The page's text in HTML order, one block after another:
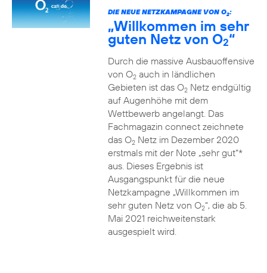
DIE NEUE NETZKAMPAGNE VON O2:
„Willkommen im sehr
guten Netz von O2“
Durch die massive Ausbauoffensive
von O2auch in ländlichen
Gebieten ist das O2Netz endgültig
auf Augenhöhe mit dem
Wettbewerb angelangt. Das
Fachmagazin connect zeichnete
das O2Netz im Dezember 2020
erstmals mit der Note „sehr gut“*
aus. Dieses Ergebnis ist
Ausgangspunkt für die neue
Netzkampagne „Willkommen im
sehr guten Netz von O2“, die ab 5.
Mai 2021 reichweitenstark
ausgespielt wird.